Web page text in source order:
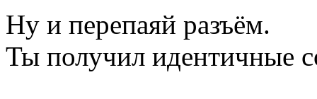
Ну и перепаяй разъём.
Ты получил идентичные